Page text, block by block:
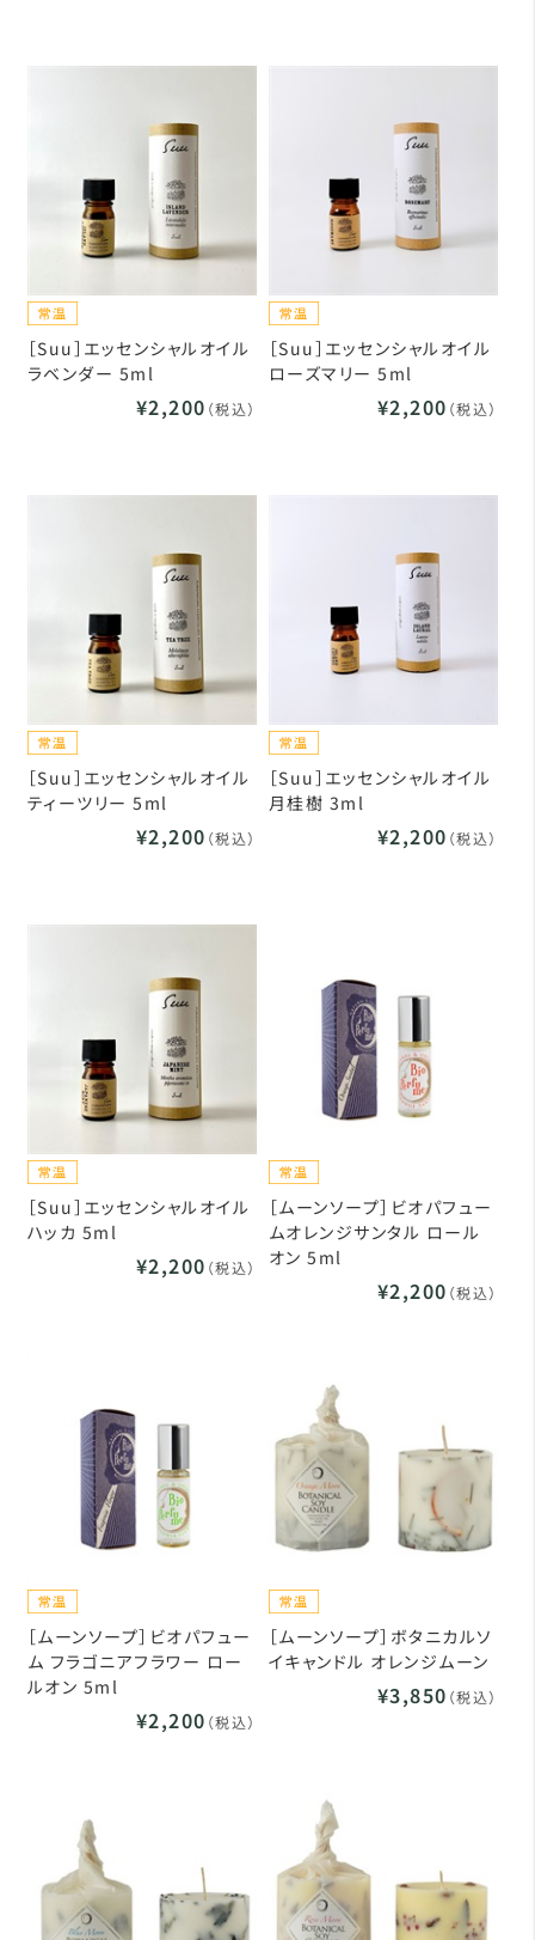
［Suu］エッセンシャルオイル
ラベンダー 5ml
¥2,200 （税込）
［Suu］エッセンシャルオイル
ローズマリー 5ml
¥2,200 （税込）
［Suu］エッセンシャルオイル
ティーツリー 5ml
¥2,200 （税込）
［Suu］エッセンシャルオイル
月桂樹 3ml
¥2,200 （税込）
［Suu］エッセンシャルオイル
ハッカ 5ml
¥2,200 （税込）
［ムーンソープ］ビオパフュー
ムオレンジサンタル ロール
オン 5ml
¥2,200 （税込）
［ムーンソープ］ビオパフュー
ム フラゴニアフラワー ロー
ルオン 5ml
¥2,200 （税込）
［ムーンソープ］ボタニカルソ
イキャンドル オレンジムーン
¥3,850 （税込）